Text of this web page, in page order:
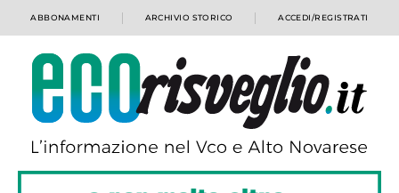
ABBONAMENTI ARCHIVIO STORICO ACCEDI/REGISTRATI